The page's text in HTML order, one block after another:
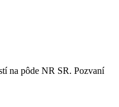
na pôde NR SR. Pozvaní